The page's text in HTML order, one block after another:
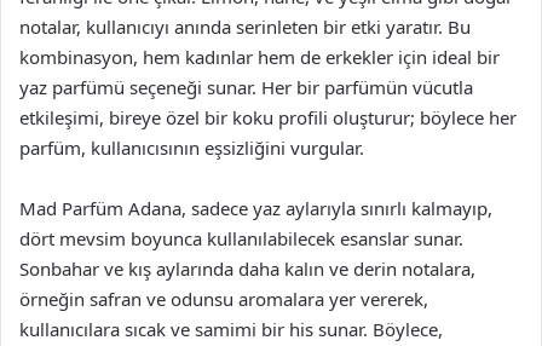
notalar, kullanıcıyı anında serinleten bir etki yaratır. Bu
kombinasyon, hem kadınlar hem de erkekler için ideal bir
yaz parfümü seçeneği sunar. Her bir parfümün vücutla
etkileşimi, bireye özel bir koku profili oluşturur; böylece her
parfüm, kullanıcısının eşsizliğini vurgular.
Mad Parfüm Adana, sadece yaz aylarıyla sınırlı kalmayıp,
dört mevsim boyunca kullanılabilecek esanslar sunar.
Sonbahar ve kış aylarında daha kalın ve derin notalara,
örneğin safran ve odunsu aromalara yer vererek,
kullanıcılara sıcak ve samimi bir his sunar. Böylece,